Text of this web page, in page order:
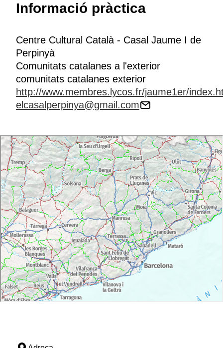
Informació pràctica
Centre Cultural Català - Casal Jaume I de
Perpinyà
Comunitats catalanes a l'exterior
comunitats catalanes exterior
http://www.membres.lycos.fr/jaume1er/
elcasalperpinya@gmail.com